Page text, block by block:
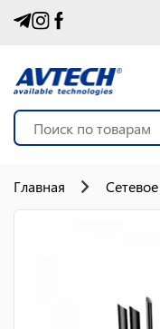
Главная